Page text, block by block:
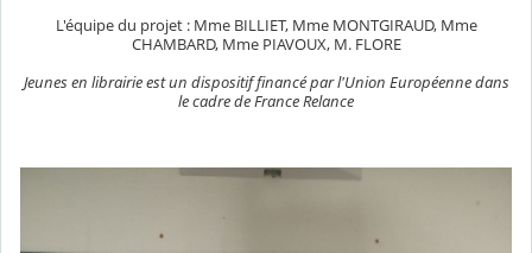
L'équipe du projet : Mme BILLIET, Mme MONTGIRAUD, Mme
CHAMBARD, Mme PIAVOUX, M. FLORE
Jeunes en librairie est un dispositif financé par l'Union Européenne dans
le cadre de France Relance